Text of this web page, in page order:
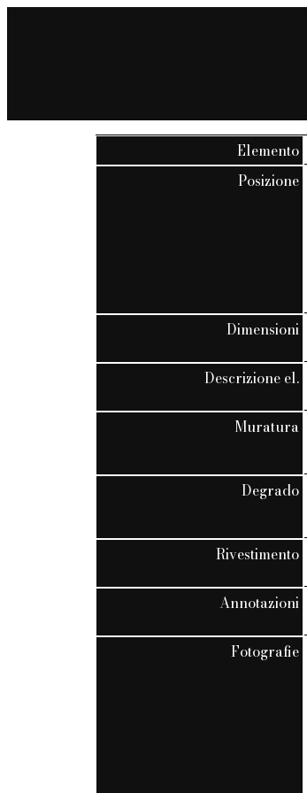
Elemento
Posizione
Dimensioni
Descrizione el.
Muratura
Degrado
Rivestimento
Annotazioni
Fotografie